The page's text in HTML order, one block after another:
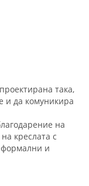
така,
и да комуникира
на
креслата с
формални и